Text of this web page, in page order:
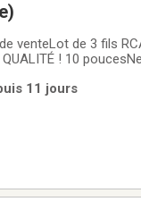
venteLot de 3 fils
10 poucesNeufs (jamais
11 jours